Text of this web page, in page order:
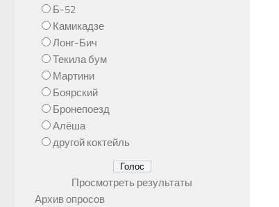
Б-52
Камикадзе
Лонг-Бич
Текила бум
Мартини
Боярский
Бронепоезд
Алёша
другой коктейль
Просмотреть результаты
Архив опросов